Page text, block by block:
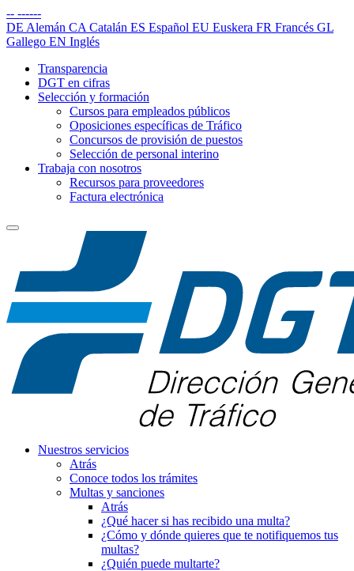
-- ------
DE Alemán CA Catalán ES Español EU Euskera FR Francés GL
Gallego EN Inglés
Transparencia
DGT en cifras
Selección y formación
Cursos para empleados públicos
Oposiciones específicas de Tráfico
Concursos de provisión de puestos
Selección de personal interino
Trabaja con nosotros
Recursos para proveedores
Factura electrónica
Nuestros servicios
Atrás
Conoce todos los trámites
Multas y sanciones
Atrás
¿Qué hacer si has recibido una multa?
¿Cómo y dónde quieres que te notifiquemos tus
multas?
¿Quién puede multarte?